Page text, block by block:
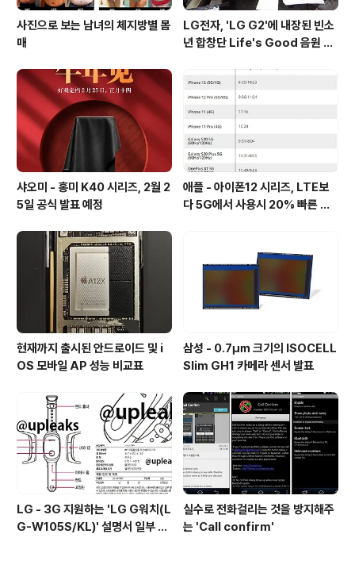
사진으로 보는 남녀의 체지방별 몸
매
LG전자, 'LG G2'에 내장된 빈소
년 합창단 Life's Good 음원 공
샤오미 - 홍미 K40 시리즈, 2월 2
5일 공식 발표 예정
애플 - 아이폰12 시리즈, LTE보
다 5G에서 사용시 20% 빠른 배
현재까지 출시된 안드로이드 및 i
OS 모바일 AP 성능 비교표
삼성 - 0.7㎛ 크기의 ISOCELL
Slim GH1 카메라 센서 발표
LG - 3G 지원하는 'LG G워치(L
G-W105S/KL)' 설명서 일부 유
실수로 전화걸리는 것을 방지해주
는 'Call confirm'